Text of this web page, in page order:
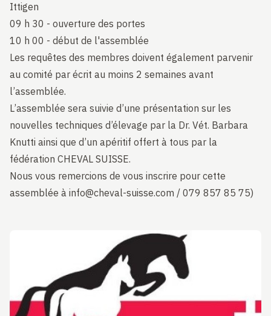
Ittigen
09 h 30 - ouverture des portes
10 h 00 - début de l'assemblée
Les requêtes des membres doivent également parvenir
au comité par écrit au moins 2 semaines avant
l’assemblée.
L’assemblée sera suivie d’une présentation sur les
nouvelles techniques d’élevage par la Dr. Vét. Barbara
Knutti ainsi que d’un apéritif offert à tous par la
fédération CHEVAL SUISSE.
Nous vous remercions de vous inscrire pour cette
assemblée à info@cheval-suisse.com / 079 857 85 75)